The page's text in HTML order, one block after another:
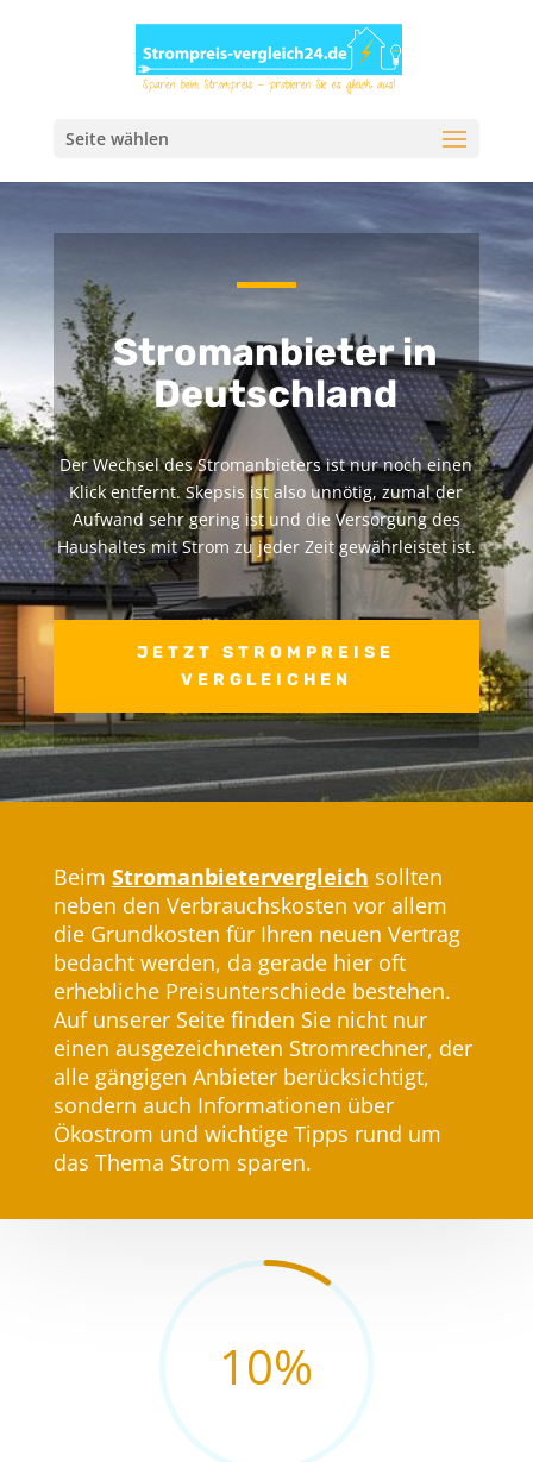
Seite wählen
Stromanbieter in
Deutschland
Der Wechsel des Stromanbieters ist nur noch einen
Klick entfernt. Skepsis ist also unnötig, zumal der
Aufwand sehr gering ist und die Versorgung des
Haushaltes mit Strom zu jeder Zeit gewährleistet ist​.
JETZT STROMPREISE
VERGLEICHEN
Beim Stromanbietervergleich ​sollten
neben den Verbrauchskosten vor allem
die Grundkosten für Ihren neuen Vertrag
bedacht werden, da gerade hier oft
erhebliche Preisunterschiede bestehen.
Auf unserer Seite finden Sie nicht nur
einen ausgezeichneten Stromrechner, der
alle gängigen Anbieter berücksichtigt,
sondern auch Informationen über ​
Ökostrom ​und wichtige Tipps rund um
das Thema Strom sparen.
10%